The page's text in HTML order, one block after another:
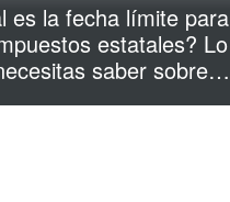
es la fecha límite para
estatales? Lo
saber sobre el